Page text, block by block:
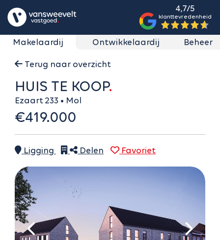
4,7/5
klanttevredenheid
Makelaardij Ontwikkelaardij Beheer
Terug naar overzicht
HUIS TE KOOP
Ezaart 233 • Mol
€419.000
Ligging Delen Favoriet